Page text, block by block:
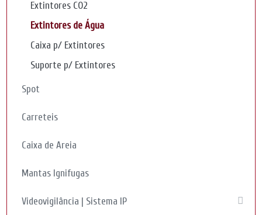
Extintores CO2
Extintores de Água
Caixa p/ Extintores
Suporte p/ Extintores
Spot
Carreteis
Caixa de Areia
Mantas Ignifugas
Videovigilância | Sistema IP